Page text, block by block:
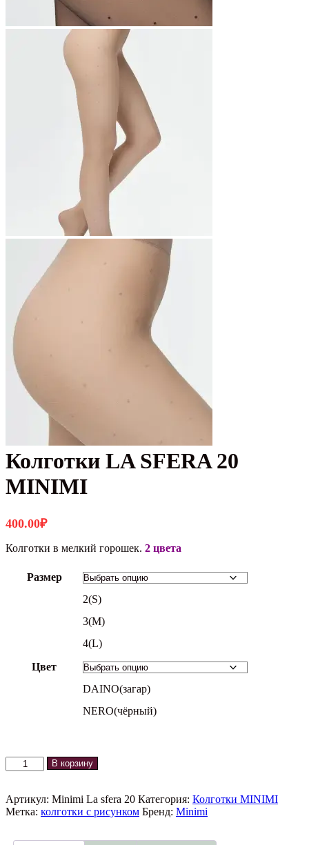
Колготки LA SFERA 20
MINIMI
400.00₽
Колготки в мелкий горошек. 2 цвета
Размер
2(S)
3(M)
4(L)
Цвет
DAINO(загар)
NERO(чёрный)
Количество
товара
LA
SFERA
В корзину
Артикул: Minimi La sfera 20 Категория: Колготки MINIMI
Метка: колготки с рисунком Бренд: Minimi